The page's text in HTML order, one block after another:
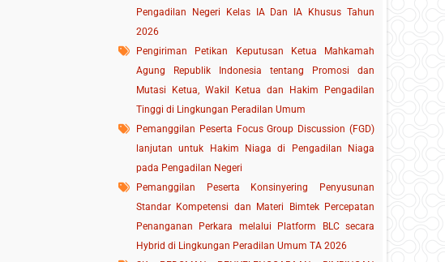
Pengadilan Negeri Kelas IA Dan IA Khusus Tahun
2026
Pengiriman Petikan Keputusan Ketua Mahkamah
Agung Republik Indonesia tentang Promosi dan
Mutasi Ketua, Wakil Ketua dan Hakim Pengadilan
Tinggi di Lingkungan Peradilan Umum
Pemanggilan Peserta Focus Group Discussion (FGD)
lanjutan untuk Hakim Niaga di Pengadilan Niaga
pada Pengadilan Negeri
Pemanggilan Peserta Konsinyering Penyusunan
Standar Kompetensi dan Materi Bimtek Percepatan
Penanganan Perkara melalui Platform BLC secara
Hybrid di Lingkungan Peradilan Umum TA 2026